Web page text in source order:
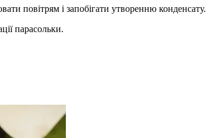
повітрям і запобігати утворенню конденсату.
парасольки.